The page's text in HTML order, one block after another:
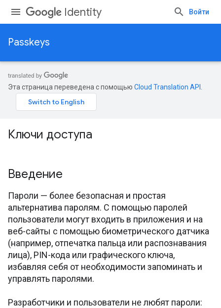
Identity Войти
Passkeys
Эта страница переведена с помощью Cloud Translation API
Ключи доступа
Введение
Пароли — более безопасная и простая
альтернатива паролям. С помощью паролей
пользователи могут входить в приложения и на
веб-сайты с помощью биометрического датчика
(например, отпечатка пальца или распознавания
лица), PIN-кода или графического ключа,
избавляя себя от необходимости запоминать и
управлять паролями.
Разработчики и пользователи не любят пароли: